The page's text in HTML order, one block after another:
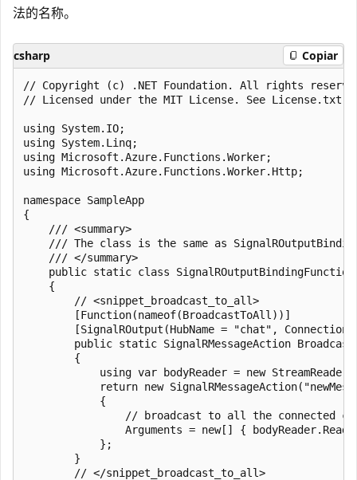
法的名称。
csharp Copiar
﻿// Copyright (c) .NET Foundation. All rights
// Licensed under the MIT License. See
using System.IO;
using System.Linq;
using Microsoft.Azure.Functions.Worker;
using Microsoft.Azure.Functions.Worker.Http;
namespace SampleApp
{
    /// <summary>
/// The class is the same as
    /// </summary>
public static class
    {
        // <snippet_broadcast_to_all>
        [Function(nameof(BroadcastToAll))]
[SignalROutput(HubName = "chat",
public static SignalRMessageAction
        {
using var bodyReader = new
return new
            {
// broadcast to all the connected
Arguments = new[] {
            };
        }
        // </snippet_broadcast_to_all>